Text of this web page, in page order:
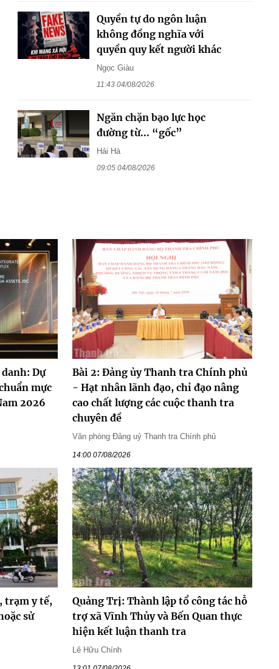
Quyền tự do ngôn luận
không đồng nghĩa với
quyền quy kết người khác
Ngọc Giàu
11:43 04/08/2026
Ngăn chặn bạo lực học
đường từ... “gốc”
Hải Hà
09:05 04/08/2026
Dự
mực
2026
Bài 2: Đảng ủy Thanh tra Chính phủ
- Hạt nhân lãnh đạo, chỉ đạo nâng
cao chất lượng các cuộc thanh tra
chuyên đề
Văn phòng Đảng uỷ Thanh tra Chính phủ
14:00 07/08/2026
trạm y tế,
sử
Quảng Trị: Thành lập tổ công tác hỗ
trợ xã Vĩnh Thủy và Bến Quan thực
hiện kết luận thanh tra
Lê Hữu Chính